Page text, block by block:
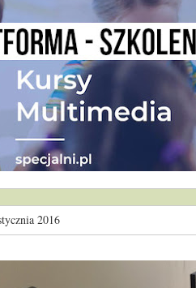
2016